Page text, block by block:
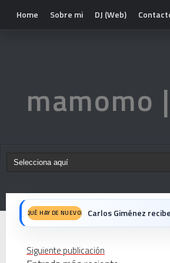
Home Sobre mi DJ (Web)
mamomo
QUÉ HAY DE NUEVO?
Siguiente publicación